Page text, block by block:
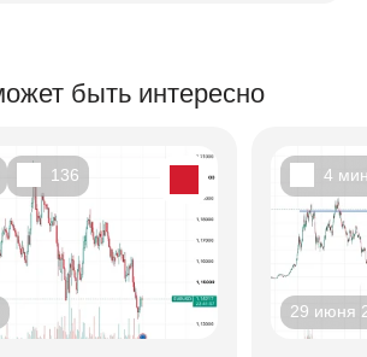
быть интересно
136
29 июня
4